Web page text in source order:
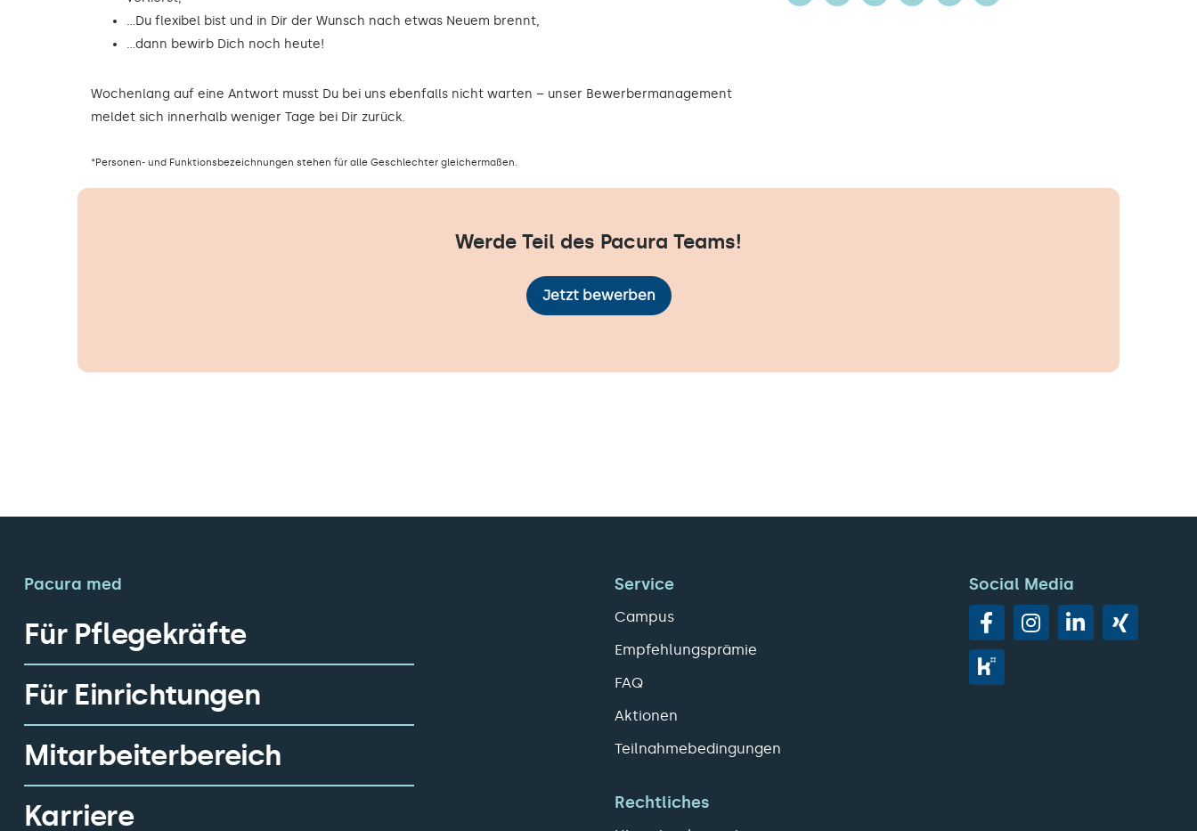
…Du flexibel bist und in Dir der Wunsch nach etwas Neuem brennt,
…dann bewirb Dich noch heute!
Wochenlang auf eine Antwort musst Du bei uns ebenfalls nicht warten – unser Bewerbermanagement
meldet sich innerhalb weniger Tage bei Dir zurück.
*Personen- und Funktionsbezeichnungen stehen für alle Geschlechter gleichermaßen.
Werde Teil des Pacura Teams!
Jetzt bewerben
Pacura med
Für Pflegekräfte
Für Einrichtungen
Mitarbeiterbereich
Karriere
Service
Campus
Empfehlungsprämie
FAQ
Aktionen
Teilnahmebedingungen
Rechtliches
Social Media